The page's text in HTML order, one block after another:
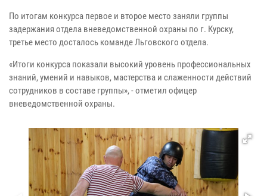
По итогам конкурса первое и второе место заняли группы
задержания отдела вневедомственной охраны по г. Курску,
третье место досталось команде Льговского отдела.
«Итоги конкурса показали высокий уровень профессиональных
знаний, умений и навыков, мастерства и слаженности действий
сотрудников в составе группы», - отметил офицер
вневедомственной охраны.